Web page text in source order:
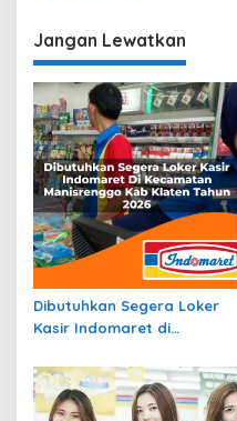
Jangan Lewatkan
Dibutuhkan Segera Loker
Kasir Indomaret di
Kab. Klaten Tahun 2026